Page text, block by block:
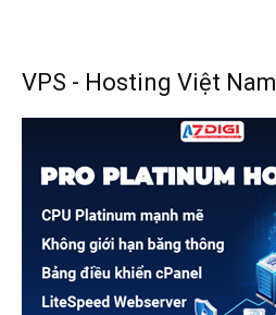
VPS - Hosting Việt Nam